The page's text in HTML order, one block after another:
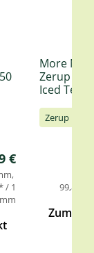
Preis:
€
/ 1
More
Zerup
Iced Tea
Zerup
99,85
Zum